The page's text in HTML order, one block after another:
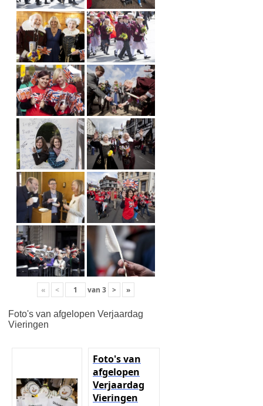
« < van 3 > »
Foto's van afgelopen Verjaardag
Vieringen
Foto's van
afgelopen
Verjaardag
Vieringen